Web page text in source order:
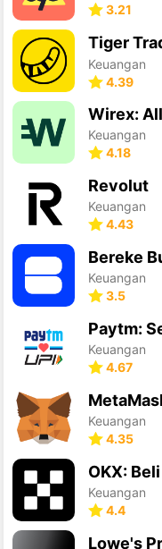
3.21
Keuangan
4.39
Keuangan
4.18
Revolut
Keuangan
4.43
Bereke
Keuangan
3.5
Keuangan
4.67
Keuangan
4.35
Keuangan
4.4
Lowe's